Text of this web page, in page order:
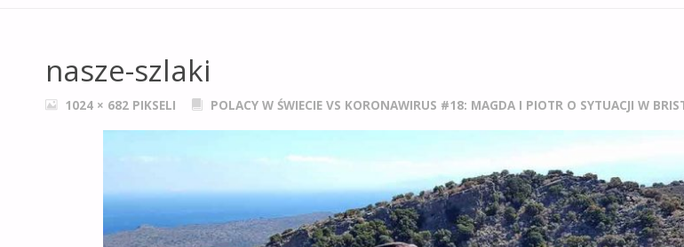
nasze-szlaki
PEŁNY1024 × 682 PIKSELI POLACY W ŚWIECIE VS KORONAWIRUS #18: MAGDA I PIOTR O SYTUACJI W